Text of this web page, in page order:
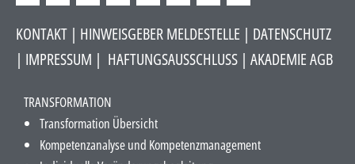
KONTAKT | HINWEISGEBER MELDESTELLE | DATENSCHUTZ
| IMPRESSUM | HAFTUNGSAUSSCHLUSS​ | AKADEMIE AGB
TRANSFORMATION
Transformation Übersicht
Kompetenzanalyse und Kompetenzmanagement